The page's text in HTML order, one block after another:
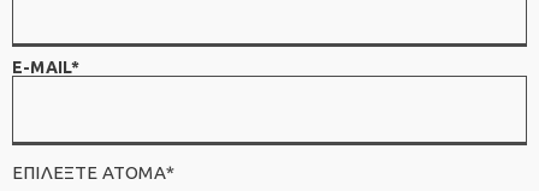
E-MAIL*
ΕΠΙΛΕΞΤΕ ΑΤΟΜΑ*